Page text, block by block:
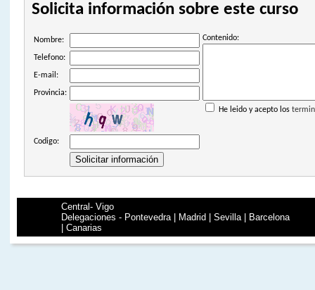
Solicita información sobre este curso
Nombre: Contenido:
He leido y acepto los
Telefono:
E-mail:
Provincia:
Codigo:
Central- Vigo
Delegaciones - Pontevedra | Madrid | Sevilla | Barcelona
| Canarias